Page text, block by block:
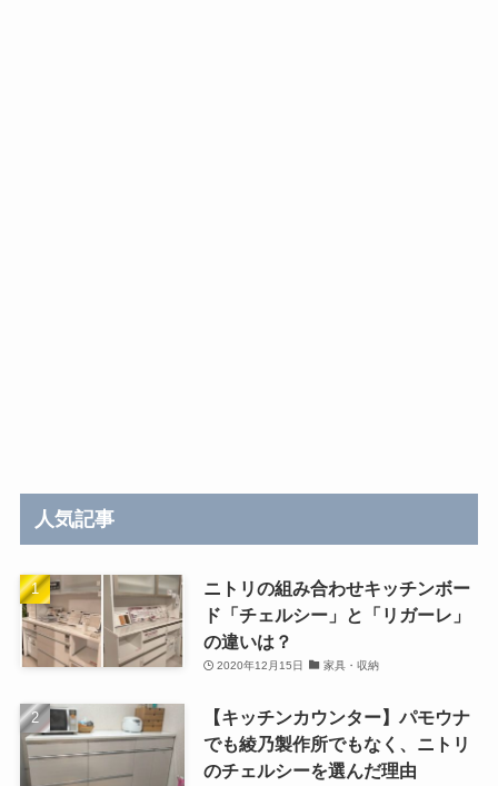
人気記事
ニトリの組み合わせキッチンボー
ド「チェルシー」と「リガーレ」
の違いは？
2020年12月15日 家具・収納
【キッチンカウンター】パモウナ
でも綾乃製作所でもなく、ニトリ
のチェルシーを選んだ理由